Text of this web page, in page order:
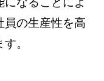
員の生産性を高
。